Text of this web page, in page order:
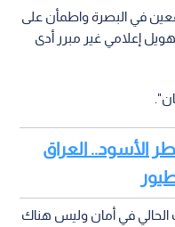
في البصرة واطمأن على
إعلامي غير مبرر أدى
الأسود.. العراق
الحالي في أمان وليس هناك